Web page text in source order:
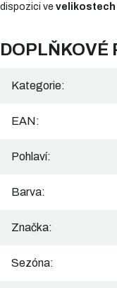
dispozici ve velikostech
DOPLŇKOVÉ
Kategorie:
EAN:
Pohlaví:
Barva:
Značka:
Sezóna: